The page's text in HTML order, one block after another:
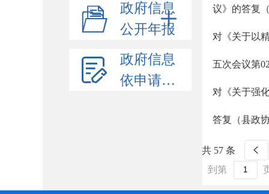
政府信息
公开年报
政府信息
依申请公开
议》的答复
对《关于以
五次会议第
对《关于强
答复（县政
共 57 条
到第